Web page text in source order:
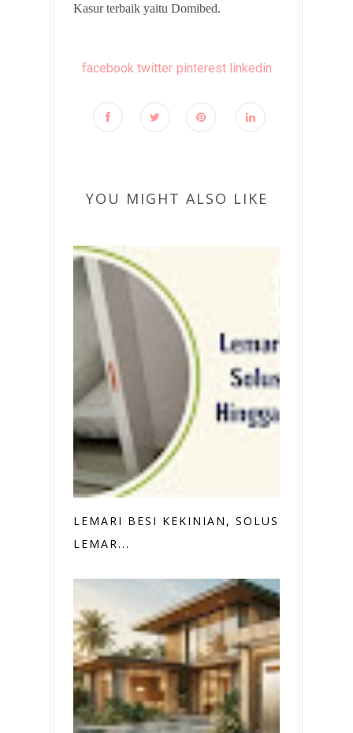
Kasur terbaik yaitu Domibed.
facebook twitter pinterest linkedin
YOU MIGHT ALSO LIKE
LEMARI BESI KEKINIAN, SOLUSI
LEMAR...